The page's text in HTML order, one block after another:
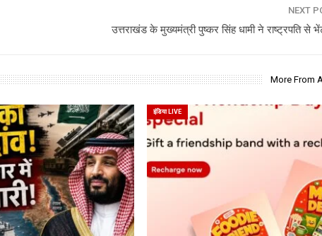
NEXT
उत्तराखंड के मुख्यमंत्री पुष्कर सिंह धामी ने राष्ट्रपति से
More From
इंडिया LIVE